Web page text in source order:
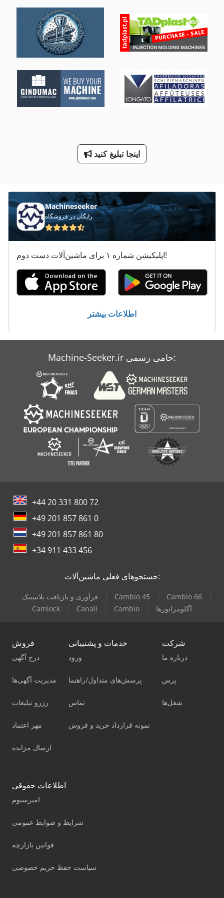
دستگاه خنک کننده
دستگاه زمین خسته کننده
دو دندانه دار کردن مطبوعات
هماهنگ کردن دستگاه های خسته کننده
اینجا تبلیغ کنید
Machineseeker
رایگان در فروشگاه
اپلیکیشن شماره ۱ برای ماشین‌آلات دست دوم!
اطلاعات بیشتر
Machine-Seeker.ir حامی رسمی:
+44 20 331 800 72
+49 201 857 861 0
+49 201 857 861 80
+34 911 433 456
جستجوهای فعلی ماشین‌آلات:
فرآوری و بازیافت پلاستیک Cambio 45
Cambio 66
Camlock
Canali Cambio آگلومراتورها
فروش
درج آگهی
مدیریت آگهی‌ها
رزرو تبلیغات
مهر اعتماد
ارسال مزایده
خدمات و پشتیبانی
ورود
پرسش‌های متداول/راهنما
تماس
نمونه قرارداد خرید و فروش
شرکت
درباره ما
پرس
شغل‌ها
اطلاعات حقوقی
امپرسیوم
شرایط و ضوابط عمومی
قوانین بازارچه
سیاست حفظ حریم خصوصی